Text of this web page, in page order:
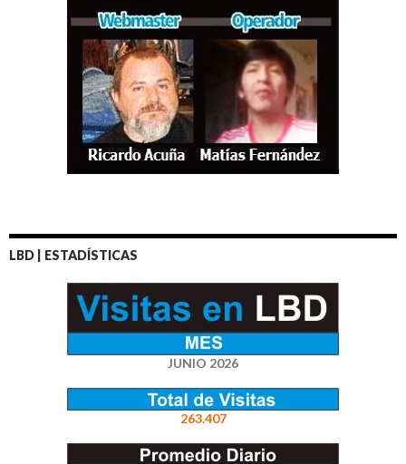
LBD | ESTADÍSTICAS
JUNIO 2026
263.407